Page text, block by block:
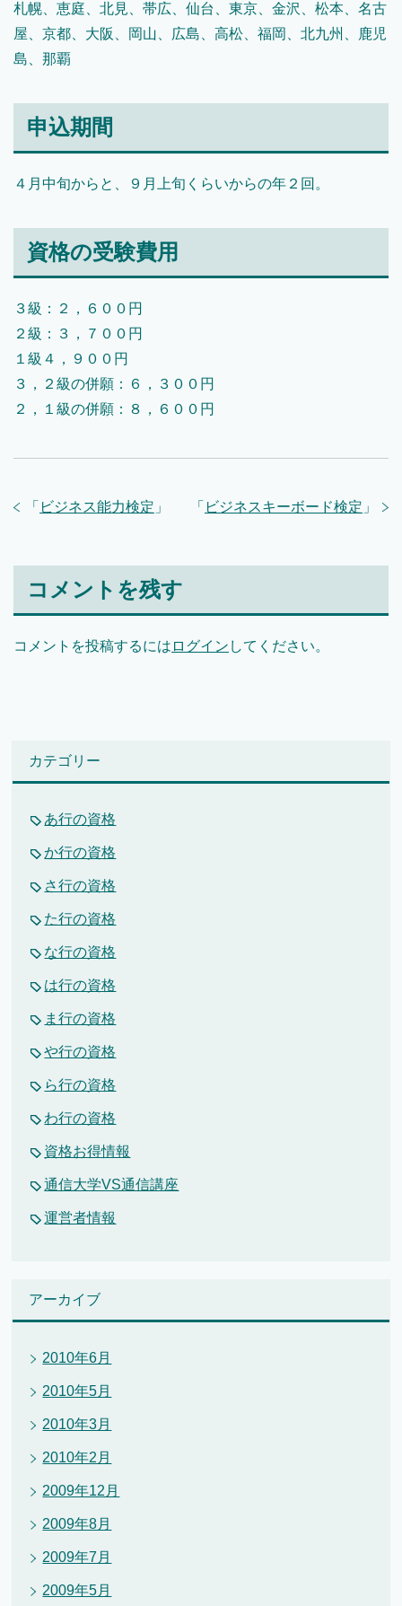
札幌、恵庭、北見、帯広、仙台、東京、金沢、松本、名古
屋、京都、大阪、岡山、広島、高松、福岡、北九州、鹿児
島、那覇
申込期間
４月中旬からと、９月上旬くらいからの年２回。
資格の受験費用
３級：２，６００円
２級：３，７００円
１級４，９００円
３，２級の併願：６，３００円
２，１級の併願：８，６００円
「 ビジネスキーボード検定 」
「 ビジネス能力検定 」
コメントを残す
コメントを投稿するには ログイン してください。
カテゴリー
あ行の資格
か行の資格
さ行の資格
た行の資格
な行の資格
は行の資格
ま行の資格
や行の資格
ら行の資格
わ行の資格
資格お得情報
通信大学VS通信講座
運営者情報
アーカイブ
2010年6月
2010年5月
2010年3月
2010年2月
2009年12月
2009年8月
2009年7月
2009年5月